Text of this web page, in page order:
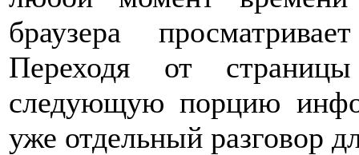
браузера
Переходя от
следующую порцию
уже отдельный разговор